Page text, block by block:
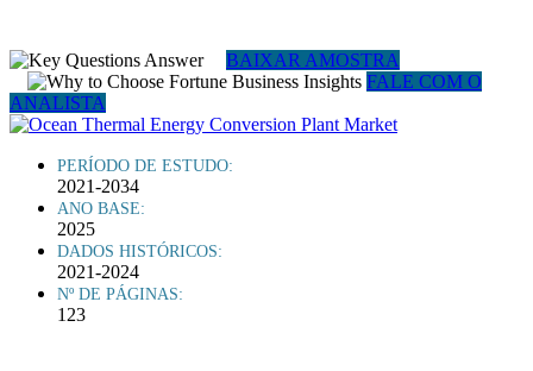
BAIXAR AMOSTRA
FALE COM O
ANALISTA
PERÍODO DE ESTUDO:
2021-2034
ANO BASE:
2025
DADOS HISTÓRICOS:
2021-2024
Nº DE PÁGINAS:
123